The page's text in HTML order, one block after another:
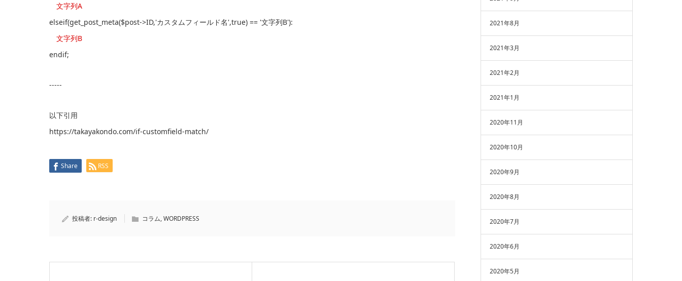
文字列A
elseif(get_post_meta($post->ID,'カスタムフィールド名',true) == '文字列B'):
文字列B
endif;
-----
以下引用
https://takayakondo.com/if-customfield-match/
Share RSS
投稿者: r-design コラム,WORDPRESS
2021年8月
2021年3月
2021年2月
2021年1月
2020年11月
2020年10月
2020年9月
2020年8月
2020年7月
2020年6月
2020年5月